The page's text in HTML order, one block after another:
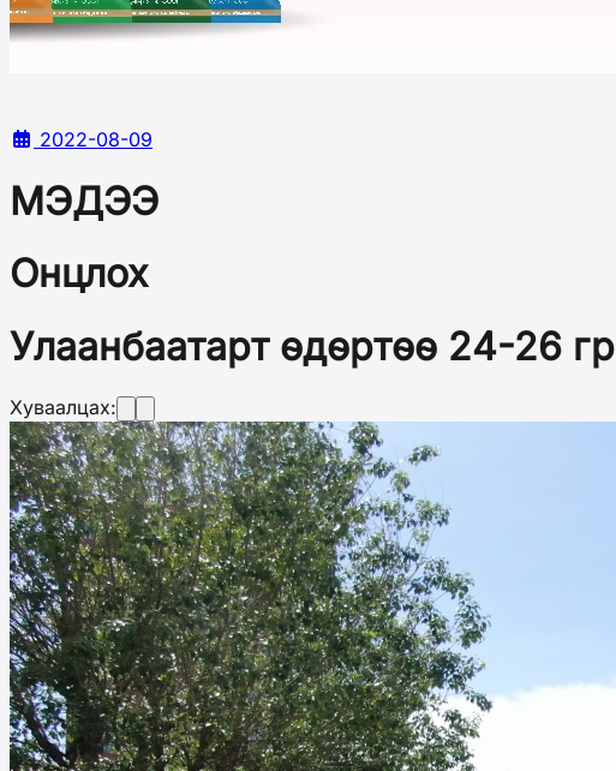
2022-08-09
МЭДЭЭ
Онцлох
Улаанбаатарт өдөртөө 24-26
Хуваалцах: